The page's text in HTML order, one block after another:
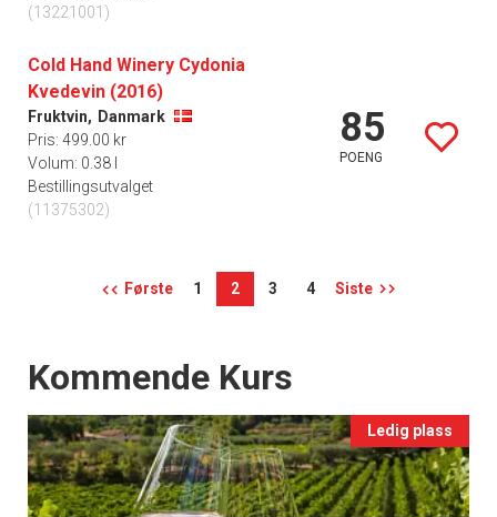
(13221001)
Cold Hand Winery Cydonia
Kvedevin (2016)
Fruktvin, Danmark
Pris: 499.00 kr
Volum: 0.38 l
Bestillingsutvalget
(11375302)
85
POENG
Første 1 2 3 4 Siste
Events
Kommende Kurs
Ledig plass